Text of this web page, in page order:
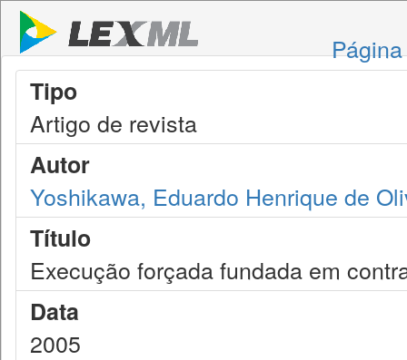
Tipo
Artigo de revista
Autor
Yoshikawa, Eduardo Henrique de
Título
Execução forçada fundada em
Data
2005